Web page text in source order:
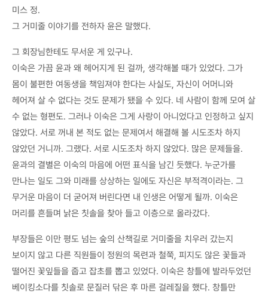
미스 정.
그 거미줄 이야기를 전하자 윤은 말했다.
그 회장님한테도 무서운 게 있구나.
이숙은 가끔 윤과 왜 헤어지게 된 걸까, 생각해볼 때가 있었다. 그가
몸이 불편한 여동생을 책임져야 한다는 사실도, 자신이 어머니와
헤어져 살 수 없다는 것도 문제가 됐을 수 있다. 네 사람이 함께 모여 살
수 없는 형편도. 그러나 이숙은 그게 사랑이 아니었다고 인정하고 싶지
않았다. 서로 꺼내 본 적도 없는 문제여서 해결해 볼 시도조차 하지
않았던 거니까. 그랬다. 서로 시도조차 하지 않았다. 많은 문제들을.
윤과의 결별은 이숙의 마음에 어떤 표식을 남긴 듯했다. 누군가를
만나는 일도 그와 미래를 상상하는 일에도 자신은 부적격이라는. 그
무거운 마음이 더 굳어져 버린다면 내 인생은 어떻게 될까. 이숙은
머리를 흔들며 낡은 칫솔을 찾아 들고 이층으로 올라갔다.
부장들은 이만 평도 넘는 숲의 산책길로 거미줄을 치우러 갔는지
보이지 않고 다른 직원들이 정원의 목련과 철쭉, 피지도 않은 꽃들과
떨어진 꽃잎들을 줍고 잡초를 뽑고 있었다. 이숙은 창틀에 발라두었던
베이킹소다를 칫솔로 문질러 닦은 후 마른 걸레질을 했다. 창틀만